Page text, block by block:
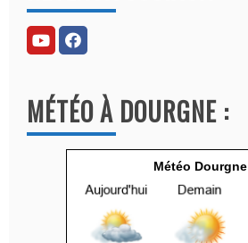
e
r
n
t
i
MÉTÉO À DOURGNE :
Météo Dourgne